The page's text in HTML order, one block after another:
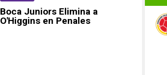
Boca Juniors Elimina a
O'Higgins en Penales